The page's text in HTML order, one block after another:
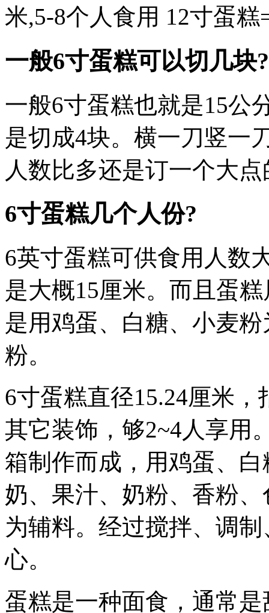
米,5-8个人食用 12寸蛋
一般6寸蛋糕可以切几块
一般6寸蛋糕也就是15公
是切成4块。横一刀竖一
人数比多还是订一个大
6寸蛋糕几个人份?
6英寸蛋糕可供食用人数
是大概15厘米。而且蛋
是用鸡蛋、白糖、小麦
粉。
6寸蛋糕直径15.24厘米
其它装饰，够2~4人享用
箱制作而成，用鸡蛋、
奶、果汁、奶粉、香粉
为辅料。经过搅拌、调
心。
蛋糕是一种面食，通常